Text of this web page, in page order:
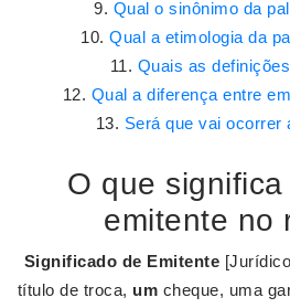
Qual o sinônimo da
Qual a etimologia da
Quais as
Qual a diferença entre
Será que vai ocorrer
O que
emitente no
Significado de Emitente
título de troca, um cheque, uma